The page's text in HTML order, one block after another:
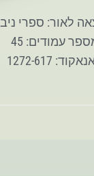
לאור: ספרי ניב
עמודים: 45
1272-617